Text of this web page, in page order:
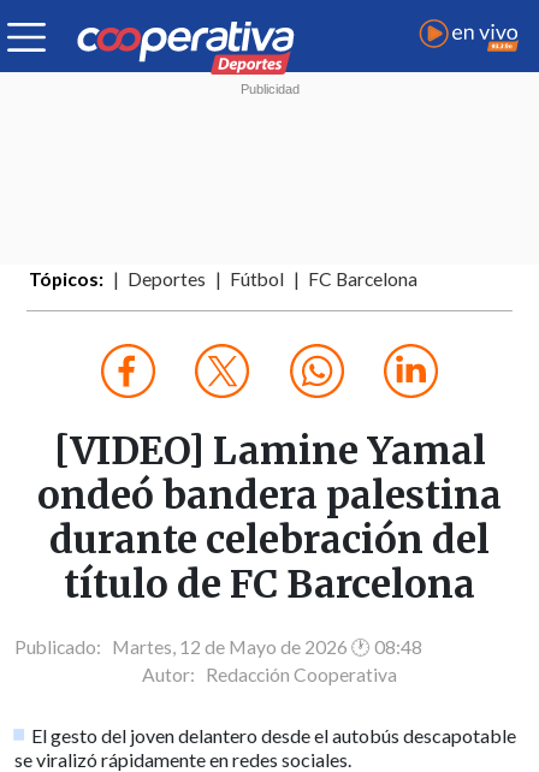
Tópicos: Deportes Fútbol FC Barcelona
[VIDEO] Lamine Yamal
ondeó bandera palestina
durante celebración del
título de FC Barcelona
Publicado: Martes, 12 de Mayo de 2026 🕐 08:48
Autor: Redacción Cooperativa
El gesto del joven delantero desde el autobús descapotable
se viralizó rápidamente en redes sociales.